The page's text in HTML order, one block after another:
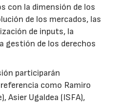
con la dimensión de los
de los mercados, las
de inputs, la
gestión de los derechos
participarán
como Ramiro
Asier Ugaldea (ISFA),